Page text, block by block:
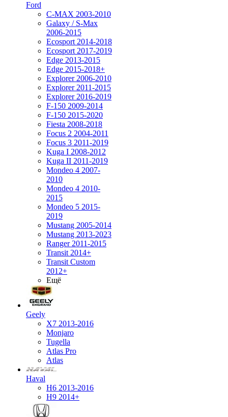
Ford
C-MAX 2003-2010
Galaxy / S-Max
2006-2015
Ecosport 2014-2018
Ecosport 2017-2019
Edge 2013-2015
Edge 2015-2018+
Explorer 2006-2010
Explorer 2011-2015
Explorer 2016-2019
F-150 2009-2014
F-150 2015-2020
Fiesta 2008-2018
Focus 2 2004-2011
Focus 3 2011-2019
Kuga I 2008-2012
Kuga II 2011-2019
Mondeo 4 2007-
2010
Mondeo 4 2010-
2015
Mondeo 5 2015-
2019
Mustang 2005-2014
Mustang 2013-2023
Ranger 2011-2015
Transit 2014+
Transit Custom
2012+
Ещё
Geely
X7 2013-2016
Monjaro
Tugella
Atlas Pro
Atlas
Haval
H6 2013-2016
H9 2014+